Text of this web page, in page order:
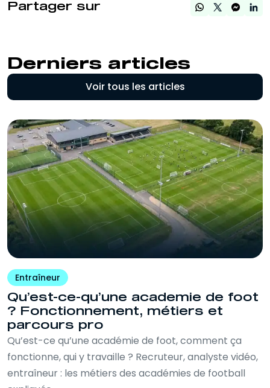
Partager sur
Derniers articles
Voir tous les articles
Entraîneur
Qu’est-ce-qu’une academie de foot
? Fonctionnement, métiers et
parcours pro
Qu’est-ce qu’une académie de foot, comment ça
fonctionne, qui y travaille ? Recruteur, analyste vidéo,
entraîneur : les métiers des académies de football